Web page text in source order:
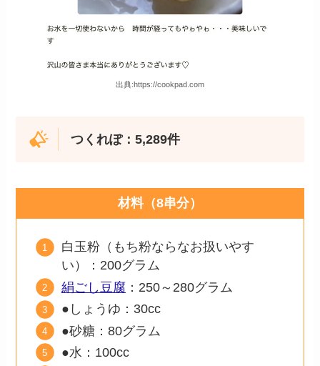
出典:https://cookpad.com
つくれぽ：5,289件
材料（8串分）
白玉粉（もち粉ならなお扱いやす
い）：200グラム
絹ごし豆腐 ：250～280グラム
●しょうゆ：30cc
●砂糖：80グラム
●水：100cc